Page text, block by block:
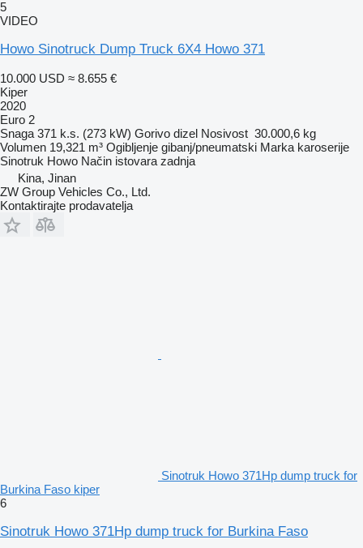
5
VIDEO
Howo Sinotruck Dump Truck 6X4 Howo 371
10.000 USD ≈ 8.655 €
Kiper
2020
Euro 2
Snaga 371 k.s. (273 kW) Gorivo dizel Nosivost 30.000,6 kg
Volumen 19,321 m³ Ogibljenje gibanj/pneumatski Marka karoserije
Sinotruk Howo Način istovara zadnja
Kina, Jinan
ZW Group Vehicles Co., Ltd.
Kontaktirajte prodavatelja
Sinotruk Howo 371Hp dump truck for
Burkina Faso kiper
6
Sinotruk Howo 371Hp dump truck for Burkina Faso